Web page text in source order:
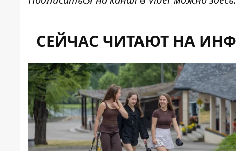
СЕЙЧАС ЧИТАЮТ НА